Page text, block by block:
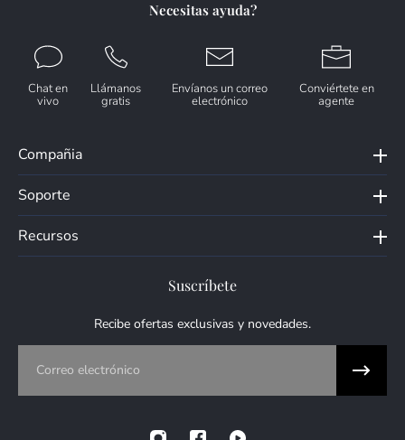
Necesitas ayuda?
Chat en
vivo
Llámanos
gratis
Envíanos un correo
electrónico
Conviértete en
agente
Compañia
Soporte
Recursos
Suscríbete
Recibe ofertas exclusivas y novedades.